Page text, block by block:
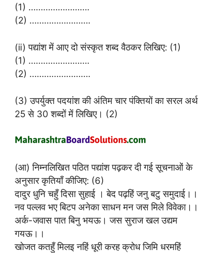
(1) …………………….
(2) …………………….
(ii) पद्यांश में आए दो संस्कृत शब्द वैठकर लिखिए: (1)
(1) …………………….
(2) …………………….
(3) उपर्युक्त पदयांश की अंतिम चार पंक्तियों का सरल अर्थ
25 से 30 शब्दों में लिखिए। (2)
(आ) निम्नलिखित पठित पद्यांश पढ़कर दी गई सूचनाओं के
अनुसार कृतियाँ कीजिए: (6)
दादुर धुनि चहुँ दिसा सुहाई । बेद पढ़हिं जनु बटु समुदाई।।
नव पल्लव भए बिटप अनेका साधन मन जस मिले विवेका।।
अर्क-जवास पात बिनु भयऊ। जस सुराज खल उद्यम
गयऊ।।
खोजत कतहुँ मिलइ नहिं धूरी करह क्रोध जिमि धरमहिं